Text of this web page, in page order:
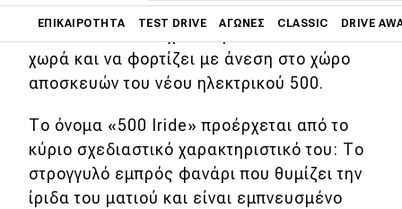
ΕΠΙΚΑΙΡΌΤΗΤΑ TEST DRIVE ΑΓΏΝΕΣ CLASSIC DRIVE
Main navigation
Επικαιρότητα
Νέα μοντέλα
Πρωτότυπα
Ελλάδα
χρηστικότητας του σύγχρονου 500e. Και
χωρά και να φορτίζει με άνεση στο χώρο
αποσκευών του νέου ηλεκτρικού 500.
Το όνομα «500 Iride» προέρχεται από το
κύριο σχεδιαστικό χαρακτηριστικό του: Το
στρογγυλό εμπρός φανάρι που θυμίζει την
ίριδα του ματιού και είναι εμπνευσμένο